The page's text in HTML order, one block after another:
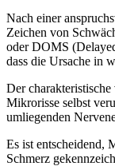
Nach einer
Zeichen von
oder DOMS
dass die Ursache in
Der
Mikrorisse selbst
umliegenden
Es ist entscheidend,
Schmerz